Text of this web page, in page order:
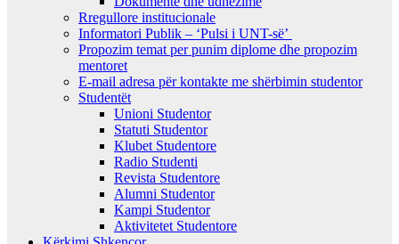
Rregullore institucionale
Informatori Publik – ‘Pulsi i UNT-së’
Propozim temat per punim diplome dhe propozim
mentoret
E-mail adresa për kontakte me shërbimin studentor
Studentët
Unioni Studentor
Statuti Studentor
Klubet Studentore
Radio Studenti
Revista Studentore
Alumni Studentor
Kampi Studentor
Aktivitetet Studentore